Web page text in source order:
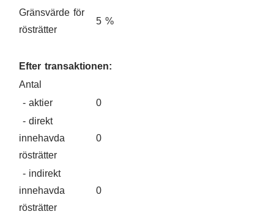
Gränsvärde för
rösträtter
5 %
Efter transaktionen:
Antal
- aktier
0
- direkt
innehavda
rösträtter
0
- indirekt
innehavda
rösträtter
0